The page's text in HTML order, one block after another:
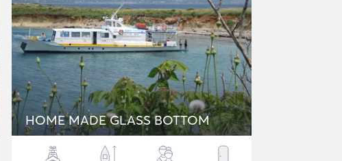
HOME MADE GLASS BOTTOM